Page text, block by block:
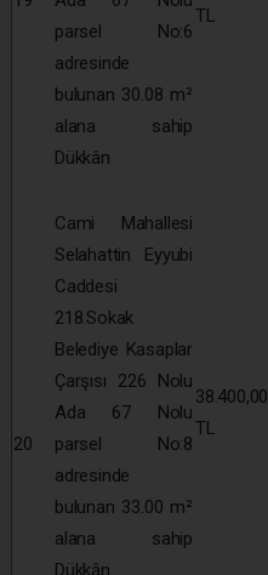
parsel No:6
adresinde
bulunan 30.08 m²
alana sahip
Dükkân
TL
20
Cami Mahallesi
Selahattin Eyyubi
Caddesi
218.Sokak
Belediye Kasaplar
Çarşısı 226 Nolu
Ada 67 Nolu
parsel No:8
adresinde
bulunan 33.00 m²
alana sahip
Dükkân
38.400,00
TL